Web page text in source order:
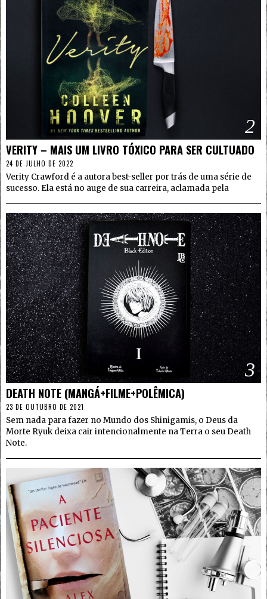
2
VERITY – MAIS UM LIVRO TÓXICO PARA SER CULTUADO
24 DE JULHO DE 2022
Verity Crawford é a autora best-seller por trás de uma série de
sucesso. Ela está no auge de sua carreira, aclamada pela
3
DEATH NOTE (MANGÁ+FILME+POLÊMICA)
23 DE OUTUBRO DE 2021
Sem nada para fazer no Mundo dos Shinigamis, o Deus da
Morte Ryuk deixa cair intencionalmente na Terra o seu Death
Note.